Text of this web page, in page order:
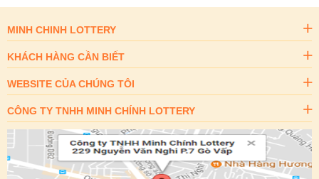
MINH CHINH LOTTERY
KHÁCH HÀNG CẦN BIẾT
WEBSITE CỦA CHÚNG TÔI
CÔNG TY TNHH MINH CHÍNH LOTTERY